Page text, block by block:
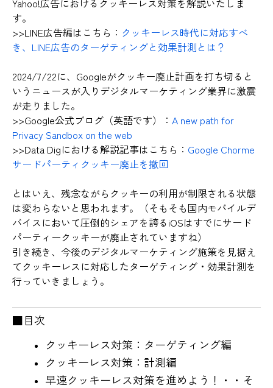
す。
>>LINE広告編はこちら： クッキーレス時代に対応すべ
き、LINE広告のターゲティングと効果計測とは？
2024/7/22に、Googleがクッキー廃止計画を打ち切ると
いうニュースが入りデジタルマーケティング業界に激震
が走りました。
>>Google公式ブログ（英語です）： A new path for
Privacy Sandbox on the web
>>Data Digにおける解説記事はこちら： Google Chorme
サードパーティクッキー廃止を撤回
とはいえ、残念ながらクッキーの利用が制限される状態
は変わらないと思われます。（そもそも国内モバイルデ
バイスにおいて圧倒的シェアを誇るiOSはすでにサード
パーティークッキーが廃止されていますね）
引き続き、今後のデジタルマーケティング施策を見据え
てクッキーレスに対応したターゲティング・効果計測を
行っていきましょう。
■目次
クッキーレス対策：ターゲティング編
クッキーレス対策：計測編
早速クッキーレス対策を進めよう！・・そ